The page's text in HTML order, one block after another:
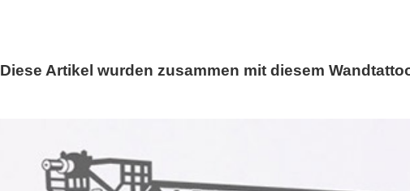
Diese Artikel wurden zusammen mit diesem